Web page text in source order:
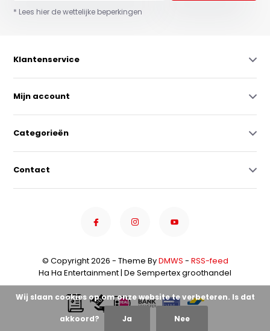
* Lees hier de wettelijke beperkingen
Klantenservice
Mijn account
Categorieën
Contact
© Copyright 2026 - Theme ByDMWS - RSS-feed
Ha Ha Entertainment | De Sempertex groothandel
Wij slaan cookies op om onze website te verbeteren. Is dat
akkoord? Ja Nee